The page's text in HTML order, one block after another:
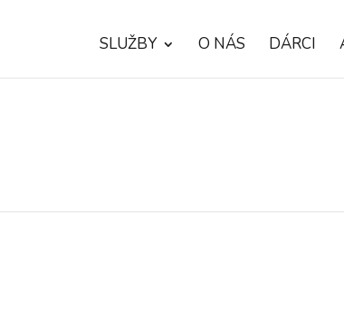
SLUŽBY O NÁS DÁRCI